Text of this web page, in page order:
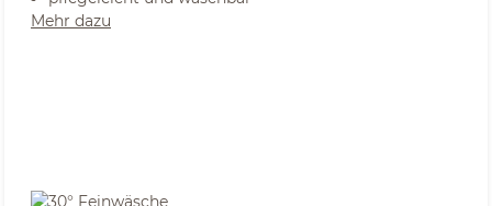
Mehr dazu